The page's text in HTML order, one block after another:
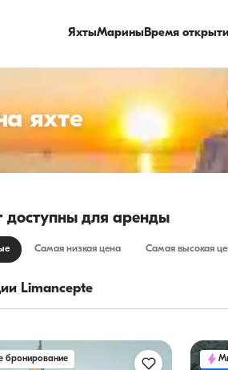
ЯхтыМариныВремя
яхте
доступны для аренды
Самая низкая цена Самая высокая
Limancepte
бронирование